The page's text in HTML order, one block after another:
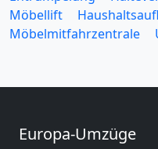
Möbellift
Möbelmitfahrzentrale
Europa-Umzüge